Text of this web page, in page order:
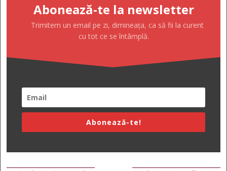
Abonează-te la newsletter
Trimitem un email pe zi, dimineața, ca să fii la curent
cu tot ce se întâmplă.
Abonează-te!